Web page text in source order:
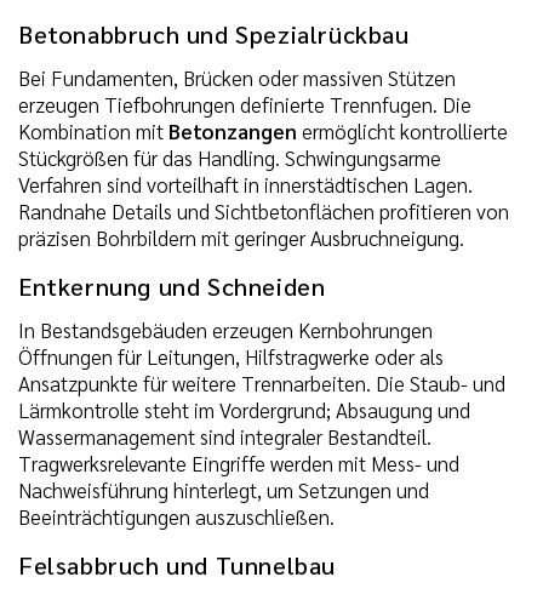
Betonabbruch und Spezialrückbau
Bei Fundamenten, Brücken oder massiven Stützen
erzeugen Tiefbohrungen definierte Trennfugen. Die
Kombination mit Betonzangen ermöglicht kontrollierte
Stückgrößen für das Handling. Schwingungsarme
Verfahren sind vorteilhaft in innerstädtischen Lagen.
Randnahe Details und Sichtbetonflächen profitieren von
präzisen Bohrbildern mit geringer Ausbruchneigung.
Entkernung und Schneiden
In Bestandsgebäuden erzeugen Kernbohrungen
Öffnungen für Leitungen, Hilfstragwerke oder als
Ansatzpunkte für weitere Trennarbeiten. Die Staub- und
Lärmkontrolle steht im Vordergrund; Absaugung und
Wassermanagement sind integraler Bestandteil.
Tragwerksrelevante Eingriffe werden mit Mess- und
Nachweisführung hinterlegt, um Setzungen und
Beeinträchtigungen auszuschließen.
Felsabbruch und Tunnelbau